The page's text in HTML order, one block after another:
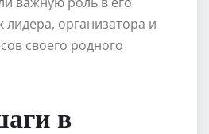
организатора и
своего родного
в